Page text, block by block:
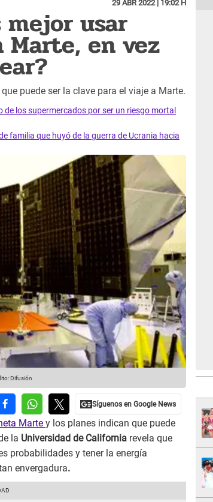
29 ABR 2022 | 19:02 H
mejor usar
Marte, en vez
puede ser la clave para el viaje a Marte.
de los supermercados por ser un riesgo mortal
familia que huyó de la guerra de Ucrania hacia
Difusión
Marte y los planes indican que puede
la Universidad de California revela que
probabilidades y tener la energía
envergadura.